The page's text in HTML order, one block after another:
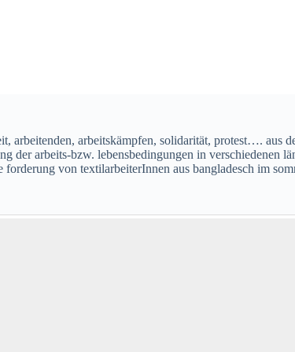
arbeitenden, arbeitskämpfen, solidarität, protest….
der arbeits-bzw. lebensbedingungen in
von textilarbeiterInnen aus bangladesch im